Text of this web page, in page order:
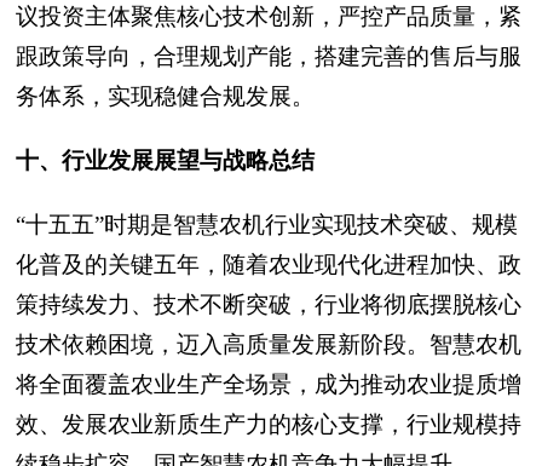
议投资主体聚焦核心技术创新，严控产品质量，紧
跟政策导向，合理规划产能，搭建完善的售后与服
务体系，实现稳健合规发展。
十、行业发展展望与战略总结
“十五五”时期是智慧农机行业实现技术突破、规模
化普及的关键五年，随着农业现代化进程加快、政
策持续发力、技术不断突破，行业将彻底摆脱核心
技术依赖困境，迈入高质量发展新阶段。智慧农机
将全面覆盖农业生产全场景，成为推动农业提质增
效、发展农业新质生产力的核心支撑，行业规模持